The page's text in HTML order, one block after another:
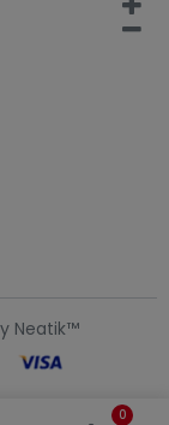
0
Neatik™